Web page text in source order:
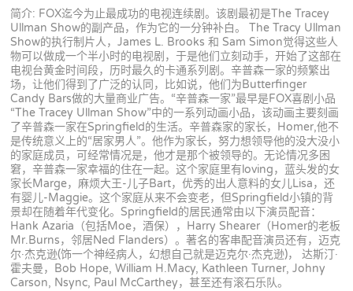
简介: FOX迄今为止最成功的电视连续剧。该剧最初是The Tracey
Ullman Show的副产品，作为它的一分钟补白。 The Tracy Ullman
Show的执行制片人，James L. Brooks 和 Sam Simon觉得这些人
物可以做成一个半小时的电视剧，于是他们立刻动手，开始了这部在
电视台黄金时间段，历时最久的卡通系列剧。辛普森一家的频繁出
场，让他们得到了广泛的认同，比如说，他们为Butterfinger
Candy Bars做的大量商业广告。“辛普森一家”最早是FOX喜剧小品
“The Tracey Ullman Show”中的一系列动画小品，该动画主要刻画
了辛普森一家在Springfield的生活。辛普森家的家长，Homer,他不
是传统意义上的“居家男人”。他作为家长，努力想领导他的没大没小
的家庭成员，可经常情况是，他才是那个被领导的。无论情况多困
窘，辛普森一家幸福的住在一起。这个家庭里有loving，蓝头发的女
家长Marge，麻烦大王-儿子Bart，优秀的出人意料的女儿Lisa，还
有婴儿-Maggie。这个家庭从来不会变老，但Springfield小镇的背
景却在随着年代变化。Springfield的居民通常由以下演员配音：
Hank Azaria（包括Moe，酒保），Harry Shearer（Homer的老板
Mr.Burns，邻居Ned Flanders）。著名的客串配音演员还有，迈克
尔·杰克逊(饰一个神经病人，幻想自己就是迈克尔·杰克逊)， 达斯汀·
霍夫曼，Bob Hope, William H.Macy, Kathleen Turner, Johny
Carson, Nsync, Paul McCarthey，甚至还有滚石乐队。